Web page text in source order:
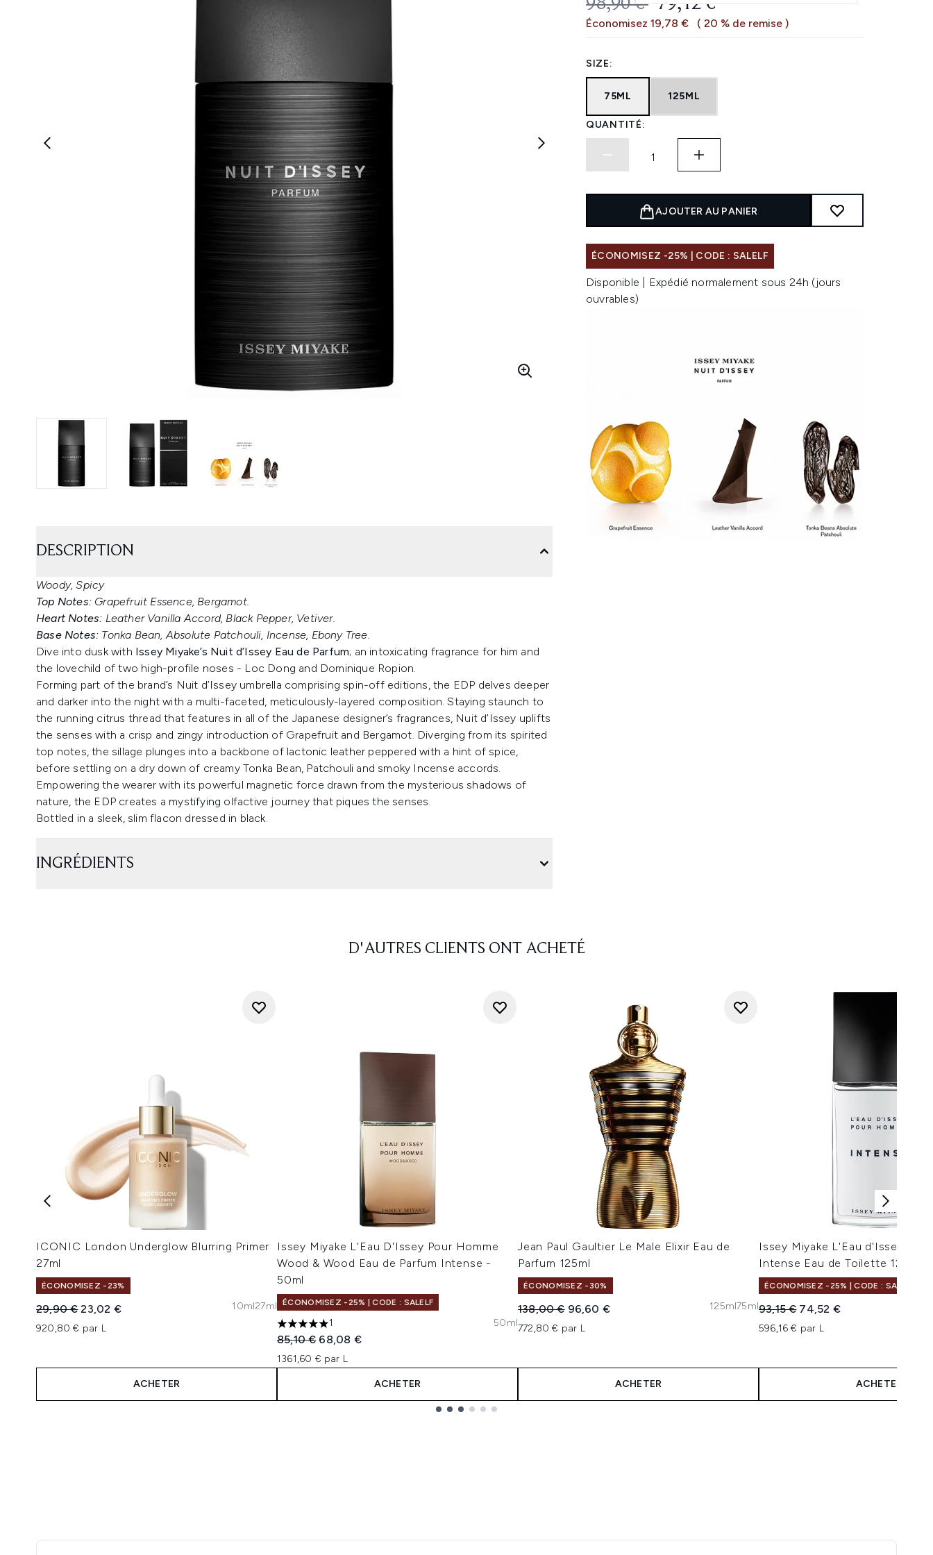
98,90 € 79,12 €
Économisez 19,78 € ( 20 % de remise )
SIZE:
75ML 125ML
QUANTITÉ:
AJOUTER AU PANIER
ÉCONOMISEZ -25% | CODE : SALELF
Disponible | Expédié normalement sous 24h (jours
ouvrables)
DESCRIPTION
Woody, Spicy
Top Notes: Grapefruit Essence, Bergamot.
Heart Notes: Leather Vanilla Accord, Black Pepper, Vetiver.
Base Notes: Tonka Bean, Absolute Patchouli, Incense, Ebony Tree.
Dive into dusk with Issey Miyake’s Nuit d’Issey Eau de Parfum; an intoxicating fragrance for him and
the lovechild of two high-profile noses - Loc Dong and Dominique Ropion.
Forming part of the brand’s Nuit d’Issey umbrella comprising spin-off editions, the EDP delves deeper
and darker into the night with a multi-faceted, meticulously-layered composition. Staying staunch to
the running citrus thread that features in all of the Japanese designer’s fragrances, Nuit d’Issey uplifts
the senses with a crisp and zingy introduction of Grapefruit and Bergamot. Diverging from its spirited
top notes, the sillage plunges into a backbone of lactonic leather peppered with a hint of spice,
before settling on a dry down of creamy Tonka Bean, Patchouli and smoky Incense accords.
Empowering the wearer with its powerful magnetic force drawn from the mysterious shadows of
nature, the EDP creates a mystifying olfactive journey that piques the senses.
Bottled in a sleek, slim flacon dressed in black.
INGRÉDIENTS
D'AUTRES CLIENTS ONT ACHETÉ
ICONIC London Underglow Blurring Primer
27ml
ÉCONOMISEZ -23%
Prix de vente :
29,90 €Prix ​​actuel :
23,02 €
920,80 € par L
10ml27ml
ACHETER
Issey Miyake L'Eau D'Issey Pour Homme
Wood & Wood Eau de Parfum Intense -
50ml
ÉCONOMISEZ -25% | CODE : SALELF
5 étoiles sur un maximum de 5
1
Prix de vente :
85,10 € Prix ​​actuel :
68,08 €
1361,60 € par L
50ml
ACHETER
Jean Paul Gaultier Le Male Elixir Eau de
Parfum 125ml
ÉCONOMISEZ -30%
Prix de vente :
138,00 € Prix ​​actuel :
96,60 €
772,80 € par L
125ml75ml
ACHETER
Issey Miyake L'Eau d'Issey
Intense Eau de Toilette 125ml
ÉCONOMISEZ -25% | CODE : SALELF
Prix de vente :
93,15 € Prix ​​actuel :
74,52 €
596,16 € par L
ACHETER